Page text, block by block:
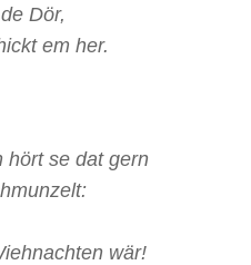
Dör,
em her.
hört se dat gern
wär!